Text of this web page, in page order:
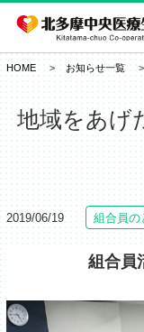
HOME お知らせ一覧
地域をあげ
2019/06/19 組合員の
組合員